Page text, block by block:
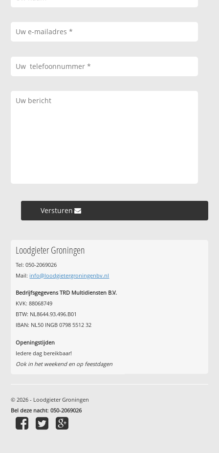
Versturen »
Loodgieter Groningen
Tel: 050-2069026
Mail: info@loodgietergroningenbv.nl
Bedrijfsgegevens TRD Multidiensten B.V.
KVK: 88068749
BTW: NL8644.93.496.B01
IBAN: NL50 INGB 0798 5512 32
Openingstijden
Iedere dag bereikbaar!
Ook in het weekend en op feestdagen
© 2026 - Loodgieter Groningen
Bel deze nacht:050-2069026